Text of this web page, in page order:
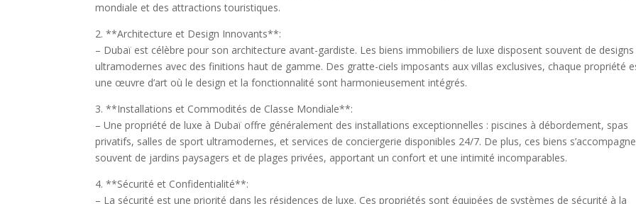
mondiale et des attractions touristiques.
2. **Architecture et Design Innovants**:
– Dubaï est célèbre pour son architecture avant-gardiste. Les biens immobiliers de luxe disposent souvent de designs
ultramodernes avec des finitions haut de gamme. Des gratte-ciels imposants aux villas exclusives, chaque propriété
une œuvre d’art où le design et la fonctionnalité sont harmonieusement intégrés.
3. **Installations et Commodités de Classe Mondiale**:
– Une propriété de luxe à Dubaï offre généralement des installations exceptionnelles : piscines à débordement, spas
privatifs, salles de sport ultramodernes, et services de conciergerie disponibles 24/7. De plus, ces biens
souvent de jardins paysagers et de plages privées, apportant un confort et une intimité incomparables.
4. **Sécurité et Confidentialité**:
– La sécurité est une priorité dans les résidences de luxe. Ces propriétés sont équipées de systèmes de sécurité à la